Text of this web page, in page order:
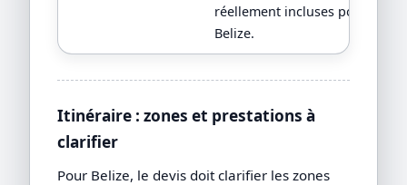
réellement incluses pour
Belize.
Itinéraire : zones et prestations à
clarifier
Pour Belize, le devis doit clarifier les zones